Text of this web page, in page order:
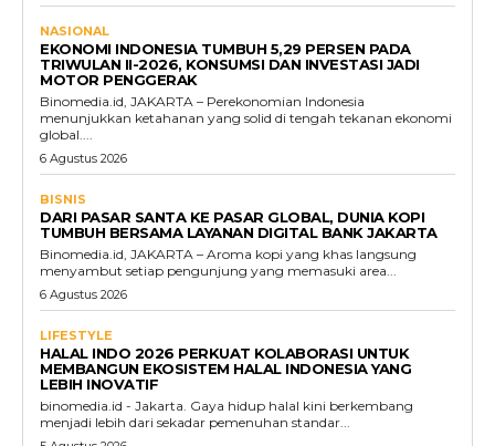
NASIONAL
EKONOMI INDONESIA TUMBUH 5,29 PERSEN PADA
TRIWULAN II-2026, KONSUMSI DAN INVESTASI JADI
MOTOR PENGGERAK
Binomedia.id, JAKARTA – Perekonomian Indonesia
menunjukkan ketahanan yang solid di tengah tekanan ekonomi
global....
6 Agustus 2026
BISNIS
DARI PASAR SANTA KE PASAR GLOBAL, DUNIA KOPI
TUMBUH BERSAMA LAYANAN DIGITAL BANK JAKARTA
Binomedia.id, JAKARTA – Aroma kopi yang khas langsung
menyambut setiap pengunjung yang memasuki area...
6 Agustus 2026
LIFESTYLE
HALAL INDO 2026 PERKUAT KOLABORASI UNTUK
MEMBANGUN EKOSISTEM HALAL INDONESIA YANG
LEBIH INOVATIF
binomedia.id - Jakarta. Gaya hidup halal kini berkembang
menjadi lebih dari sekadar pemenuhan standar...